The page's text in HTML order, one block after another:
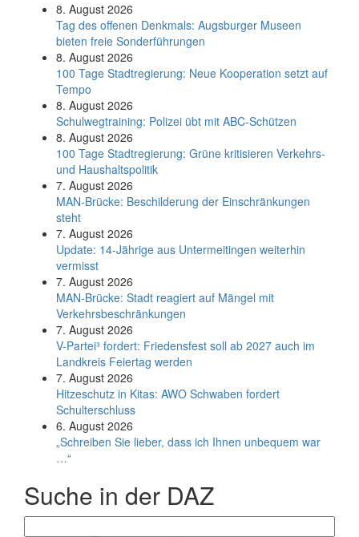
8. August 2026
Tag des offenen Denkmals: Augsburger Museen
bieten freie Sonderführungen
8. August 2026
100 Tage Stadtregierung: Neue Kooperation setzt auf
Tempo
8. August 2026
Schul­weg­trai­ning: Poli­zei übt mit ABC-Schüt­zen
8. August 2026
100 Tage Stadtregierung: Grüne kritisieren Verkehrs-
und Haushaltspolitik
7. August 2026
MAN-Brücke: Beschilderung der Einschränkungen
steht
7. August 2026
Update: 14-Jährige aus Untermeitingen weiterhin
vermisst
7. August 2026
MAN-Brücke: Stadt reagiert auf Mängel mit
Verkehrsbeschränkungen
7. August 2026
V-Partei­³ fordert: Friedens­fest soll ab 2027 auch im
Land­kreis Feier­tag werden
7. August 2026
Hitzeschutz in Kitas: AWO Schwaben fordert
Schulterschluss
6. August 2026
„Schreiben Sie lieber, dass ich Ihnen unbequem war
…“
Suche in der DAZ